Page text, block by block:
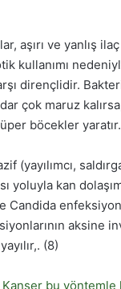
aşırı ve yanlış ilaç
kullanımı
dirençlidir.
çok maruz
böcekler
(yayılımcı,
yoluyla kan
Candida
aksine
(8)
bu yöntemle